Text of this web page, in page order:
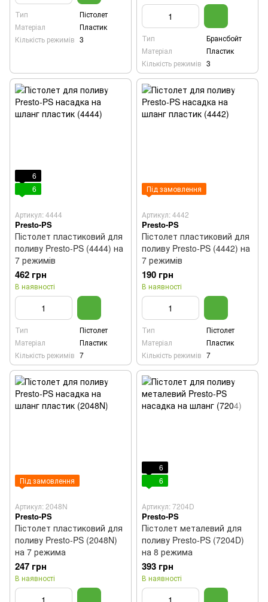
Тип
Пістолет
Матеріал
Пластик
Кількість режимів 3 Тип
Брансбойт
Матеріал
Пластик
Кількість режимів 3
6
6
Артикул: 4444
Presto-PS
Пістолет пластиковий для
поливу Presto-PS (4444) на
7 режимів
462 грн
В наявності
Тип
Пістолет
Матеріал
Пластик
Кількість режимів 7
Під замовлення
Артикул: 4442
Presto-PS
Пістолет пластиковий для
поливу Presto-PS (4442) на
7 режимів
190 грн
В наявності
Тип
Пістолет
Матеріал
Пластик
Кількість режимів 7
Під замовлення
Артикул: 2048N
Presto-PS
Пістолет пластиковий для
поливу Presto-PS (2048N)
на 7 режима
247 грн
В наявності
6
6
Артикул: 7204D
Presto-PS
Пістолет металевий для
поливу Presto-PS (7204D)
на 8 режима
393 грн
В наявності